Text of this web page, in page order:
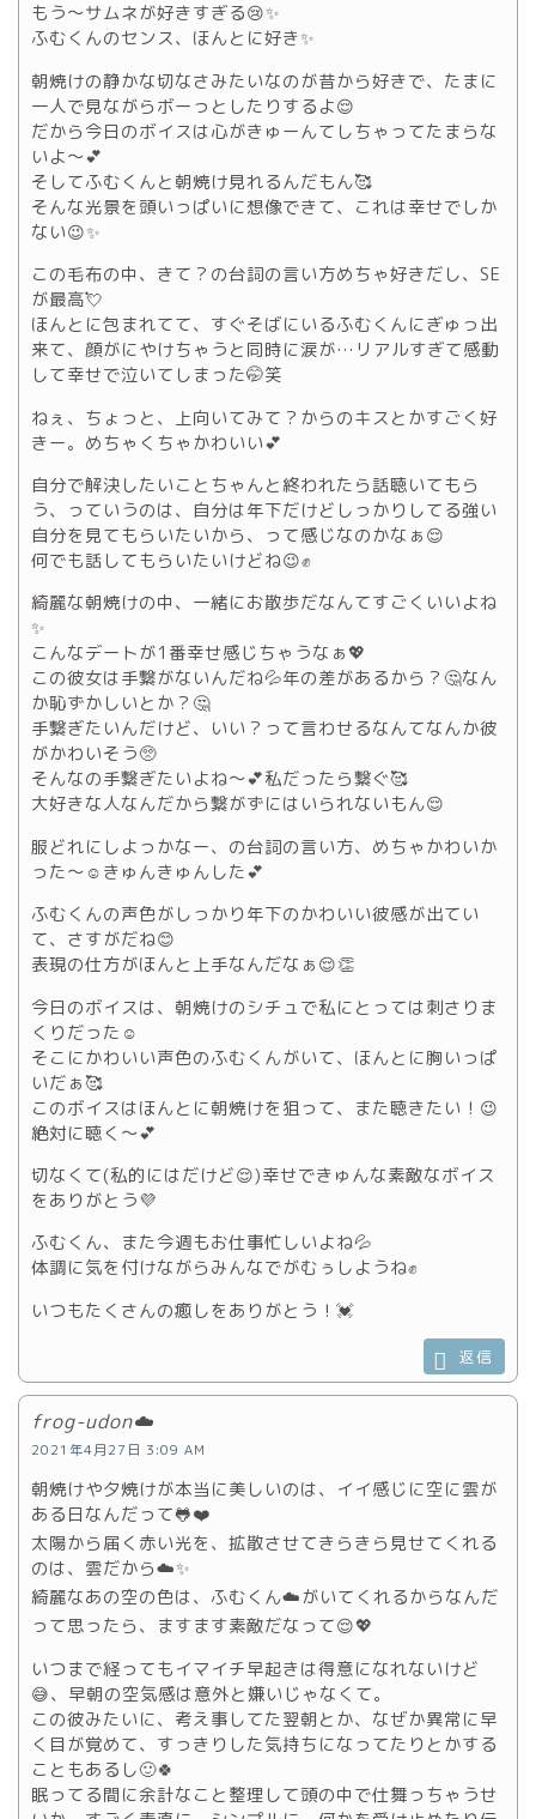
もう〜サムネが好きすぎる😢✨
ふむくんのセンス、ほんとに好き✨
朝焼けの静かな切なさみたいなのが昔から好きで、たまに
一人で見ながらボーっとしたりするよ😌
だから今日のボイスは心がきゅーんてしちゃってたまらな
いよ〜💕
そしてふむくんと朝焼け見れるんだもん🥰
そんな光景を頭いっぱいに想像できて、これは幸せでしか
ない😉✨
この毛布の中、きて？の台詞の言い方めちゃ好きだし、SE
が最高💘
ほんとに包まれてて、すぐそばにいるふむくんにぎゅっ出
来て、顔がにやけちゃうと同時に涙が…リアルすぎて感動
して幸せで泣いてしまった🤭笑
ねぇ、ちょっと、上向いてみて？からのキスとかすごく好
きー。めちゃくちゃかわいい💕
自分で解決したいことちゃんと終われたら話聴いてもら
う、っていうのは、自分は年下だけどしっかりしてる強い
自分を見てもらいたいから、って感じなのかなぁ😌
何でも話してもらいたいけどね😉✊
綺麗な朝焼けの中、一緒にお散歩だなんてすごくいいよね
✨
こんなデートが1番幸せ感じちゃうなぁ💖
この彼女は手繋がないんだね💦年の差があるから？🤔なん
か恥ずかしいとか？🤔
手繋ぎたいんだけど、いい？って言わせるなんてなんか彼
がかわいそう🥺
そんなの手繋ぎたいよね〜💕私だったら繋ぐ🥰
大好きな人なんだから繋がずにはいられないもん😌
服どれにしよっかなー、の台詞の言い方、めちゃかわいか
った〜☺️きゅんきゅんした💕
ふむくんの声色がしっかり年下のかわいい彼感が出てい
て、さすがだね😊
表現の仕方がほんと上手なんだなぁ😌👏
今日のボイスは、朝焼けのシチュで私にとっては刺さりま
くりだった☺️
そこにかわいい声色のふむくんがいて、ほんとに胸いっぱ
いだぁ🥰
このボイスはほんとに朝焼けを狙って、また聴きたい！😉
絶対に聴く〜💕
切なくて(私的にはだけど😌)幸せできゅんな素敵なボイス
をありがとう💜
ふむくん、また今週もお仕事忙しいよね💦
体調に気を付けながらみんなでがむぅしようね✊
いつもたくさんの癒しをありがとう！💓
返信
frog-udon☁️
2021年4月27日 3:09 AM
朝焼けや夕焼けが本当に美しいのは、イイ感じに空に雲が
ある日なんだって🐸❤️
太陽から届く赤い光を、拡散させてきらきら見せてくれる
のは、雲だから☁️✨
綺麗なあの空の色は、ふむくん☁️がいてくれるからなんだ
って思ったら、ますます素敵だなって😌💖
いつまで経ってもイマイチ早起きは得意になれないけど
😅、早朝の空気感は意外と嫌いじゃなくて。
この彼みたいに、考え事してた翌朝とか、なぜか異常に早
く目が覚めて、すっきりした気持ちになってたりとかする
こともあるし🙂🍀
眠ってる間に余計なこと整理して頭の中で仕舞っちゃうせ